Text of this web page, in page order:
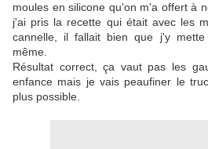
moules en silicone qu'on m'a offert à
j'ai pris la recette qui était avec les
cannelle, il fallait bien que j'y
même.
Résultat correct, ça vaut pas les
enfance mais je vais peaufiner le
plus possible.